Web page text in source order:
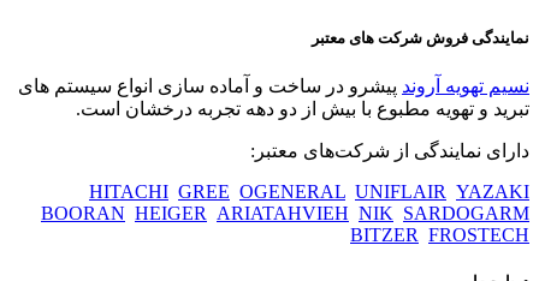
نمایندگی فروش شرکت های معتبر
نسیم تهویه آروند پیشرو در ساخت و آماده سازی انواع سیستم های
تبرید و تهویه مطبوع با بیش از دو دهه تجربه درخشان است.
دارای نمایندگی از شرکت‌های معتبر:
HITACHI GREE OGENERAL UNIFLAIR YAZAKI
BOORAN HEIGER ARIATAHVIEH NIK SARDOGARM
BITZER FROSTECH